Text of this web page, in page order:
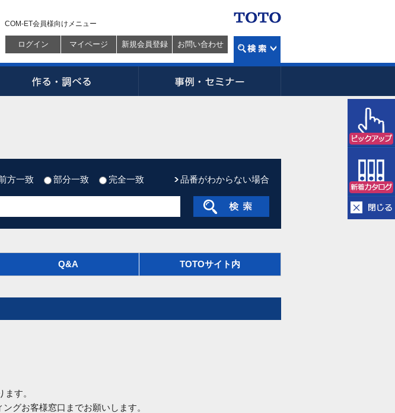
COM-ET会員様向けメニュー
ログイン マイページ 新規会員登録 お問い合わせ
方一致 部分一致 完全一致 品番がわからない場合
Q&A TOTOサイト内
す。
グお客様窓口までお願いします。